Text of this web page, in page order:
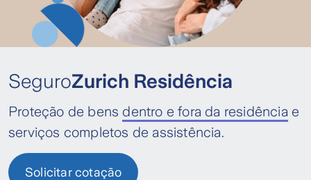
SeguroZurich Residência
Proteção de bens dentro e fora da residência e
serviços completos de assistência.
Solicitar cotação